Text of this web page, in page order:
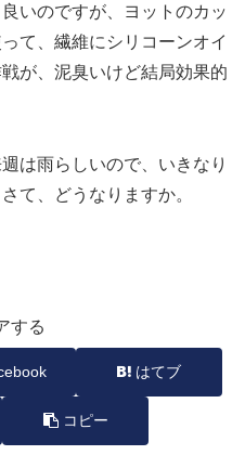
いのですが、ヨットのカッ
て、繊維にシリコーンオイ
が、泥臭いけど結局効果的
は雨らしいので、いきなり
て、どうなりますか。
する
はてブ
コピー